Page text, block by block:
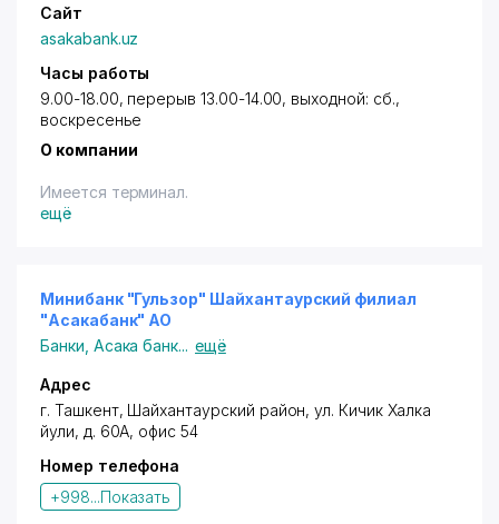
Сайт
asakabank.uz
Часы работы
9.00-18.00, перерыв 13.00-14.00, выходной: сб.,
воскресенье
О компании
Имеется терминал.
ещё
Минибанк "Гульзор" Шайхантаурский филиал
"Асакабанк" АО
Банки Асака банк... ещё
Адрес
г. Ташкент, Шайхантаурский район,ул. Кичик Халка
йули, д. 60А, офис 54
Номер телефона
+998...Показать